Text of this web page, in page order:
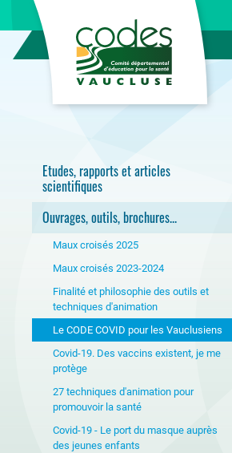
Etudes, rapports et articles
scientifiques
Ouvrages, outils, brochures...
Maux croisés 2025
Maux croisés 2023-2024
Finalité et philosophie des outils et
techniques d'animation
Le CODE COVID pour les Vauclusiens
Covid-19. Des vaccins existent, je me
protège
27 techniques d'animation pour
promouvoir la santé
Covid-19 - Le port du masque auprès
des jeunes enfants